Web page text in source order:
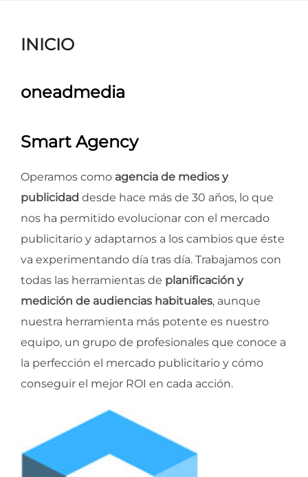
INICIO
oneadmedia
Smart Agency
Operamos como agencia de medios y
publicidad desde hace más de 30 años, lo que
nos ha permitido evolucionar con el mercado
publicitario y adaptarnos a los cambios que éste
va experimentando día tras día. Trabajamos con
todas las herramientas de planificación y
medición de audiencias habituales, aunque
nuestra herramienta más potente es nuestro
equipo, un grupo de profesionales que conoce a
la perfección el mercado publicitario y cómo
conseguir el mejor ROI en cada acción.